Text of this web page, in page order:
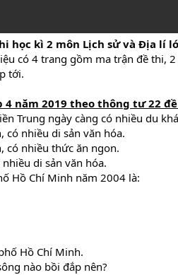
học kì 2 môn Lịch sử và Địa lí
có 4 trang gồm ma trận đề thi,
tới.
năm 2019 theo thông tư 22
Trung ngày càng có nhiều du
có nhiều di sản văn hóa.
có nhiều thức ăn ngon.
di sản văn hóa.
Hồ Chí Minh năm 2004 là:
Hồ Chí Minh.
nào bồi đắp nên?